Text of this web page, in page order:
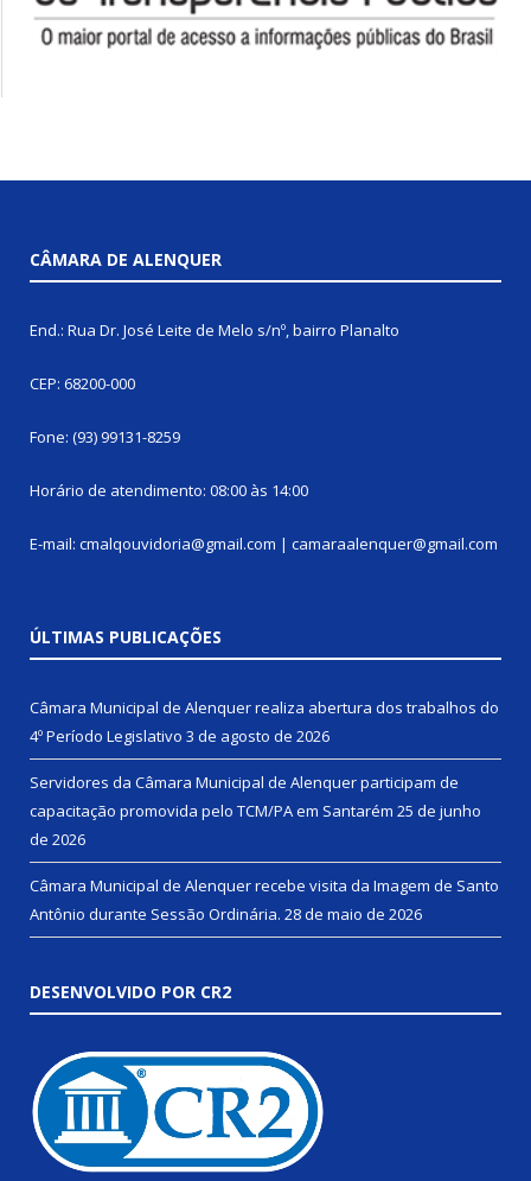
CÂMARA DE ALENQUER
End.: Rua Dr. José Leite de Melo s/nº, bairro Planalto
CEP: 68200-000
Fone: (93) 99131-8259
Horário de atendimento: 08:00 às 14:00
E-mail: cmalqouvidoria@gmail.com | camaraalenquer@gmail.com
ÚLTIMAS PUBLICAÇÕES
Câmara Municipal de Alenquer realiza abertura dos trabalhos do
4º Período Legislativo 3 de agosto de 2026
Servidores da Câmara Municipal de Alenquer participam de
capacitação promovida pelo TCM/PA em Santarém 25 de junho
de 2026
Câmara Municipal de Alenquer recebe visita da Imagem de Santo
Antônio durante Sessão Ordinária. 28 de maio de 2026
DESENVOLVIDO POR CR2